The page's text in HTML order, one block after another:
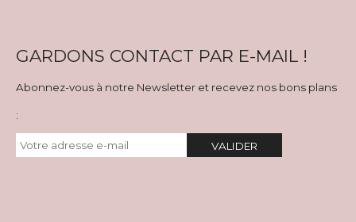
GARDONS CONTACT PAR E-MAIL !
Abonnez-vous à notre Newsletter et recevez nos bons plans
:
VALIDER